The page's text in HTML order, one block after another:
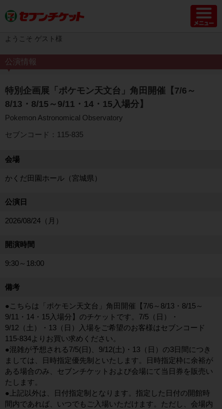
ようこそ ゲスト様
公演情報
特別企画展「ポケモン天文台」角田開催【7/6～
8/13・8/15～9/11・14・15入場分】
Pokemon Astronomical Observatory
セブンコード：115-835
会場
かくだ田園ホール（宮城県）
公演日
2026/08/24（月）
開演時間
9:30～18:00
備考
●こちらは「ポケモン天文台」角田開催【7/6～8/13・8/15～
9/11・14・15入場分】のチケットです。7/5（日）・
9/12（土）・13（日）入場をご希望のお客様はセブンコード
115-834よりお買い求めください。
●混雑が予想される7/5(日)、9/12(土)・13（日）の3日間につき
ましては、日時指定優先制といたします。日時指定枠に余裕が
ある場合のみ、セブンチケットおよび会場にて当日券を販売い
たします。
●上記以外は、日付指定制となります。指定した日付の開館時
間内であれば、いつでもご入場いただけます。ただし、会場内